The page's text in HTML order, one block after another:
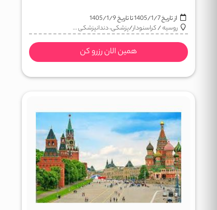
از تاریخ1405/1/7تا تاریخ1405/1/9
روسیه/کراسنودار/پزشکی، دندانپزشکی ...
همین الان رزرو کن